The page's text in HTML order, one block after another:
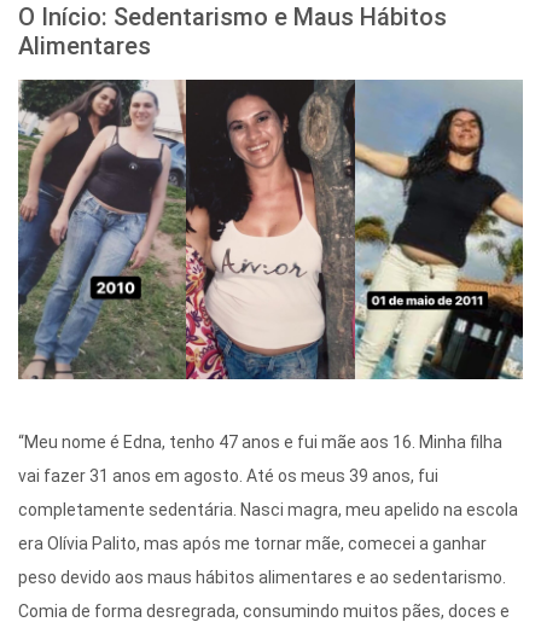
O Início: Sedentarismo e Maus Hábitos
Alimentares
“Meu nome é Edna, tenho 47 anos e fui mãe aos 16. Minha filha
vai fazer 31 anos em agosto. Até os meus 39 anos, fui
completamente sedentária. Nasci magra, meu apelido na escola
era Olívia Palito, mas após me tornar mãe, comecei a ganhar
peso devido aos maus hábitos alimentares e ao sedentarismo.
Comia de forma desregrada, consumindo muitos pães, doces e